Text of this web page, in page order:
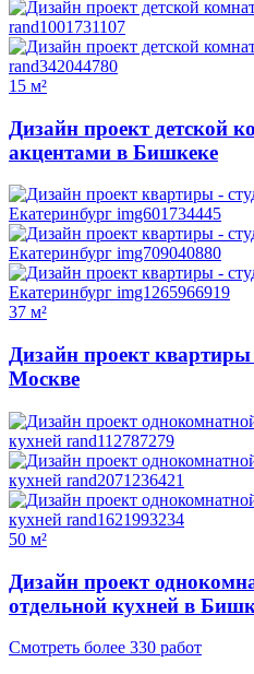
15 м²
Дизайн проект детской
акцентами в Бишкеке
37 м²
Дизайн проект
Москве
50 м²
Дизайн проект
отдельной кухней в
Смотреть более 330 работ